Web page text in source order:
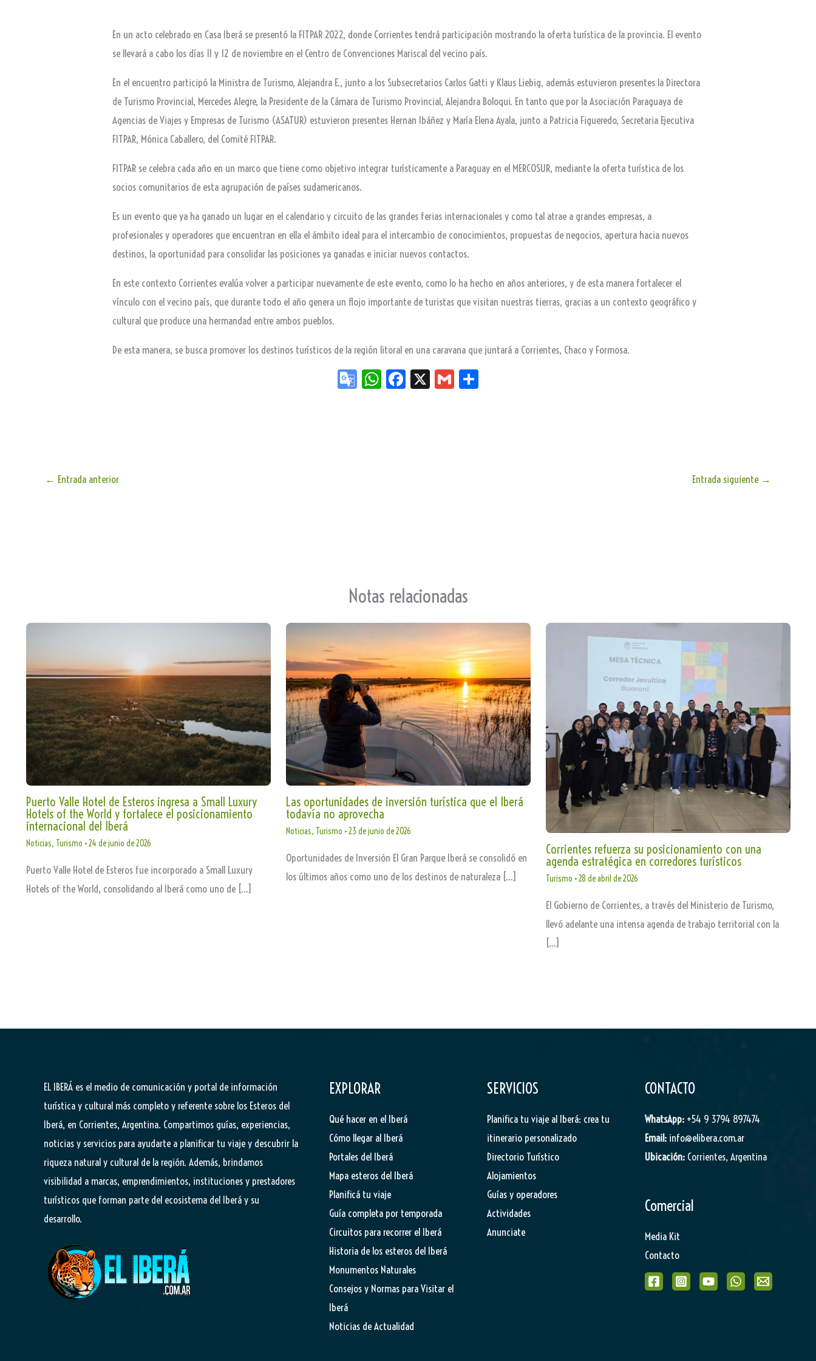
En un acto celebrado en Casa Iberá se presentó la FITPAR 2022, donde Corrientes tendrá participación mostrando la oferta turística de la provincia. El evento
se llevará a cabo los días 11 y 12 de noviembre en el Centro de Convenciones Mariscal del vecino país.
En el encuentro participó la Ministra de Turismo, Alejandra E., junto a los Subsecretarios Carlos Gatti y Klaus Liebig, además estuvieron presentes la Directora
de Turismo Provincial, Mercedes Alegre, la Presidente de la Cámara de Turismo Provincial, Alejandra Boloqui. En tanto que por la Asociación Paraguaya de
Agencias de Viajes y Empresas de Turismo (ASATUR) estuvieron presentes Hernan Ibáñez y María Elena Ayala, junto a Patricia Figueredo, Secretaria Ejecutiva
FITPAR, Mónica Caballero, del Comité FITPAR.
FITPAR se celebra cada año en un marco que tiene como objetivo integrar turísticamente a Paraguay en el MERCOSUR, mediante la oferta turística de los
socios comunitarios de esta agrupación de países sudamericanos.
Es un evento que ya ha ganado un lugar en el calendario y circuito de las grandes ferias internacionales y como tal atrae a grandes empresas, a
profesionales y operadores que encuentran en ella el ámbito ideal para el intercambio de conocimientos, propuestas de negocios, apertura hacia nuevos
destinos, la oportunidad para consolidar las posiciones ya ganadas e iniciar nuevos contactos.
En este contexto Corrientes evalúa volver a participar nuevamente de este evento, como lo ha hecho en años anteriores, y de esta manera fortalecer el
vínculo con el vecino país, que durante todo el año genera un flojo importante de turistas que visitan nuestras tierras, gracias a un contexto geográfico y
cultural que produce una hermandad entre ambos pueblos.
De esta manera, se busca promover los destinos turísticos de la región litoral en una caravana que juntará a Corrientes, Chaco y Formosa.
Go W
Fa
X
G
← Entrada anterior Entrada siguiente →
Notas relacionadas
Puerto Valle Hotel de Esteros ingresa a Small Luxury
Hotels of the World y fortalece el posicionamiento
internacional del Iberá
Noticias, Turismo •24 de junio de 2026
Puerto Valle Hotel de Esteros fue incorporado a Small Luxury
Hotels of the World, consolidando al Iberá como uno de […]
Las oportunidades de inversión turística que el Iberá
todavía no aprovecha
Noticias, Turismo •23 de junio de 2026
Oportunidades de Inversión El Gran Parque Iberá se consolidó en
los últimos años como uno de los destinos de naturaleza […]
Corrientes refuerza su posicionamiento con una
agenda estratégica en corredores turísticos
Turismo •28 de abril de 2026
El Gobierno de Corrientes, a través del Ministerio de Turismo,
llevó adelante una intensa agenda de trabajo territorial con la
[…]
EL IBERÁ es el medio de comunicación y portal de información
turística y cultural más completo y referente sobre los Esteros del
Iberá, en Corrientes, Argentina. Compartimos guías, experiencias,
noticias y servicios para ayudarte a planificar tu viaje y descubrir la
riqueza natural y cultural de la región. Además, brindamos
visibilidad a marcas, emprendimientos, instituciones y prestadores
turísticos que forman parte del ecosistema del Iberá y su
desarrollo.
EXPLORAR
Qué hacer en el Iberá
Cómo llegar al Iberá
Portales del Iberá
Mapa esteros del Iberá
Planificá tu viaje
Guía completa por temporada
Circuitos para recorrer el Iberá
Historia de los esteros del Iberá
Monumentos Naturales
Consejos y Normas para Visitar el
Iberá
Noticias de Actualidad
SERVICIOS
Planifica tu viaje al Iberá: crea tu
itinerario personalizado
Directorio Turístico
Alojamientos
Guías y operadores
Actividades
Anunciate
CONTACTO
WhatsApp: +54 9 3794 897474
Email: info@elibera.com.ar
Ubicación: Corrientes, Argentina
Comercial
Media Kit
Contacto